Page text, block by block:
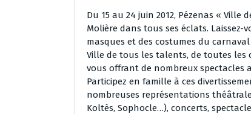
Du 15 au 24 juin 2012, Pézenas «
Molière dans tous ses éclats.
masques et des costumes du carnaval
Ville de tous les talents, de toutes les
vous offrant de nombreux spectacles
Participez en famille à ces
nombreuses représentations
Koltès, Sophocle…), concerts,